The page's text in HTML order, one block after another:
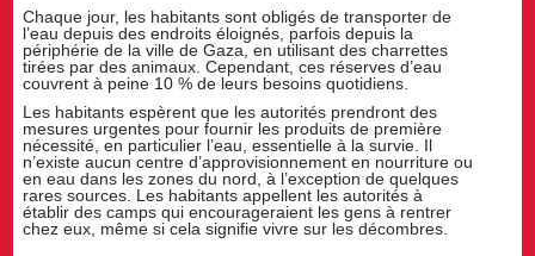
Chaque jour, les habitants sont obligés de transporter de
l’eau depuis des endroits éloignés, parfois depuis la
périphérie de la ville de Gaza, en utilisant des charrettes
tirées par des animaux. Cependant, ces réserves d’eau
couvrent à peine 10 % de leurs besoins quotidiens.
Les habitants espèrent que les autorités prendront des
mesures urgentes pour fournir les produits de première
nécessité, en particulier l’eau, essentielle à la survie. Il
n’existe aucun centre d’approvisionnement en nourriture ou
en eau dans les zones du nord, à l’exception de quelques
rares sources. Les habitants appellent les autorités à
établir des camps qui encourageraient les gens à rentrer
chez eux, même si cela signifie vivre sur les décombres.